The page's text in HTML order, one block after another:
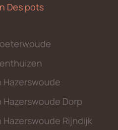
Des pots
Hazerswoude
Dorp
Rijndijk